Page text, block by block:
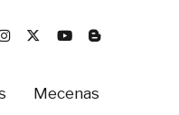
Mecenas